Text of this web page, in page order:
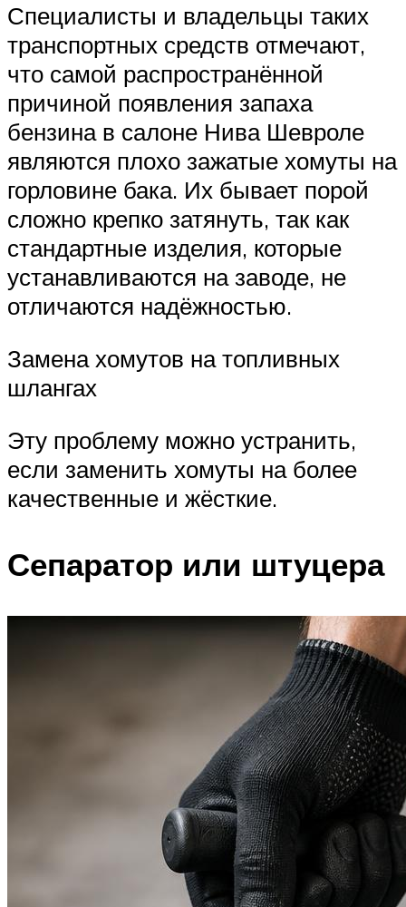
Специалисты и владельцы таких
транспортных средств отмечают,
что самой распространённой
причиной появления запаха
бензина в салоне Нива Шевроле
являются плохо зажатые хомуты на
горловине бака. Их бывает порой
сложно крепко затянуть, так как
стандартные изделия, которые
устанавливаются на заводе, не
отличаются надёжностью.
Замена хомутов на топливных
шлангах
Эту проблему можно устранить,
если заменить хомуты на более
качественные и жёсткие.
Сепаратор или штуцера